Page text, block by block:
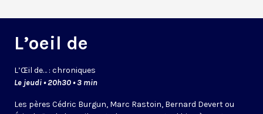
L’oeil de
L’Œil de… : chroniques
Le jeudi • 20h30 • 3 min
Les pères Cédric Burgun, Marc Rastoin, Bernard Devert ou